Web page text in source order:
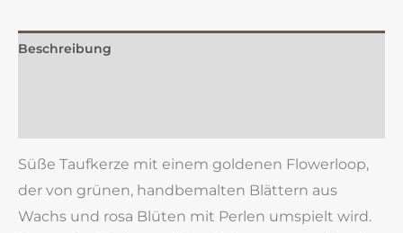
Beschreibung
Süße Taufkerze mit einem goldenen Flowerloop,
der von grünen, handbemalten Blättern aus
Wachs und rosa Blüten mit Perlen umspielt wird.